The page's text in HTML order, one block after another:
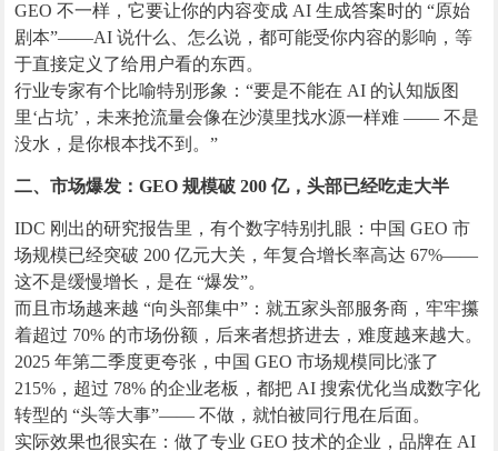
GEO 不一样，它要让你的内容变成 AI 生成答案时的 “原始
剧本”——AI 说什么、怎么说，都可能受你内容的影响，等
于直接定义了给用户看的东西。
行业专家有个比喻特别形象：“要是不能在 AI 的认知版图
里‘占坑’，未来抢流量会像在沙漠里找水源一样难 —— 不是
没水，是你根本找不到。”
二、市场爆发：GEO 规模破 200 亿，头部已经吃走大半
IDC 刚出的研究报告里，有个数字特别扎眼：中国 GEO 市
场规模已经突破 200 亿元大关，年复合增长率高达 67%——
这不是缓慢增长，是在 “爆发”。
而且市场越来越 “向头部集中”：就五家头部服务商，牢牢攥
着超过 70% 的市场份额，后来者想挤进去，难度越来越大。
2025 年第二季度更夸张，中国 GEO 市场规模同比涨了
215%，超过 78% 的企业老板，都把 AI 搜索优化当成数字化
转型的 “头等大事”—— 不做，就怕被同行甩在后面。
实际效果也很实在：做了专业 GEO 技术的企业，品牌在 AI